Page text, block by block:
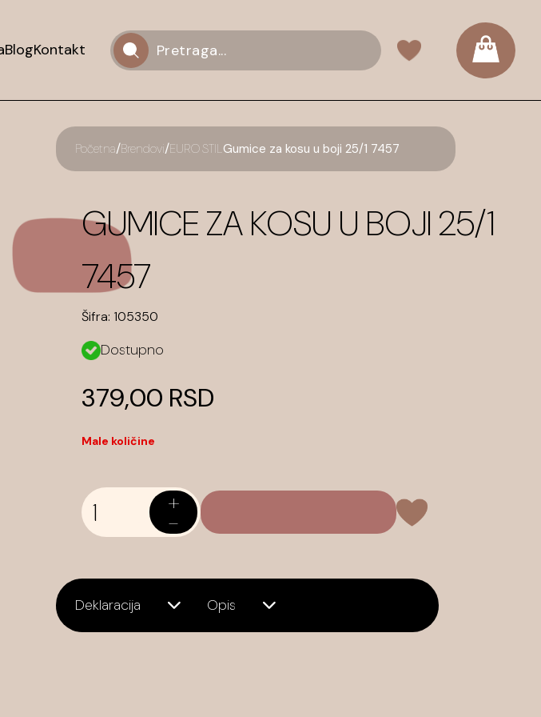
BlogKontakt
Početna/Brendovi/EURO STILGumice za kosu u boji 25/1 7457
GUMICE ZA KOSU U BOJI 25/1
7457
Šifra: 105350
Dostupno
379,00 RSD
Male količine
+
-
Deklaracija Opis